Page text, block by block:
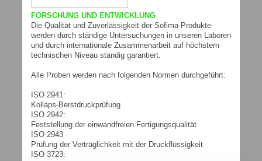
FORSCHUNG UND ENTWICKLUNG
Die Qualität und Zuverlässigkeit der Sofima Produkte
werden durch ständige Untersuchungen in unseren Laboren
und durch internationale Zusammenarbeit auf höchstem
technischen Niveau ständig garantiert.
Alle Proben werden nach folgenden Normen durchgeführt:
ISO 2941:
Kollaps-Berstdruckprüfung
ISO 2942:
Feststellung der einwandfreien Fertigungsqualität
ISO 2943
Prüfung der Verträglichkeit mit der Druckflüssigkeit
ISO 3723: